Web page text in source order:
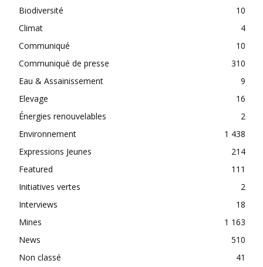
Biodiversité
10
Climat
4
Communiqué
10
Communiqué de presse
310
Eau & Assainissement
9
Elevage
16
Énergies renouvelables
2
Environnement
1 438
Expressions Jeunes
214
Featured
111
Initiatives vertes
2
Interviews
18
Mines
1 163
News
510
Non classé
41